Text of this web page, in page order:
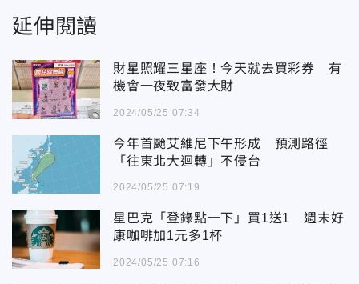
延伸閱讀
財星照耀三星座！今天就去買彩券 有
機會一夜致富發大財
2024/05/25 07:34
今年首颱艾維尼下午形成 預測路徑
「往東北大迴轉」不侵台
2024/05/25 07:19
星巴克「登錄點一下」買1送1 週末好
康咖啡加1元多1杯
2024/05/25 07:16